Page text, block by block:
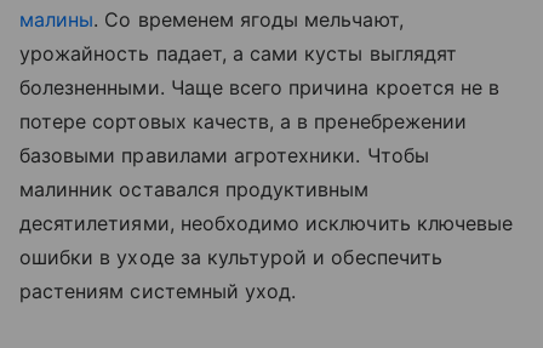
малины. Со временем ягоды мельчают,
урожайность падает, а сами кусты выглядят
болезненными. Чаще всего причина кроется не в
потере сортовых качеств, а в пренебрежении
базовыми правилами агротехники. Чтобы
малинник оставался продуктивным
десятилетиями, необходимо исключить ключевые
ошибки в уходе за культурой и обеспечить
растениям системный уход.